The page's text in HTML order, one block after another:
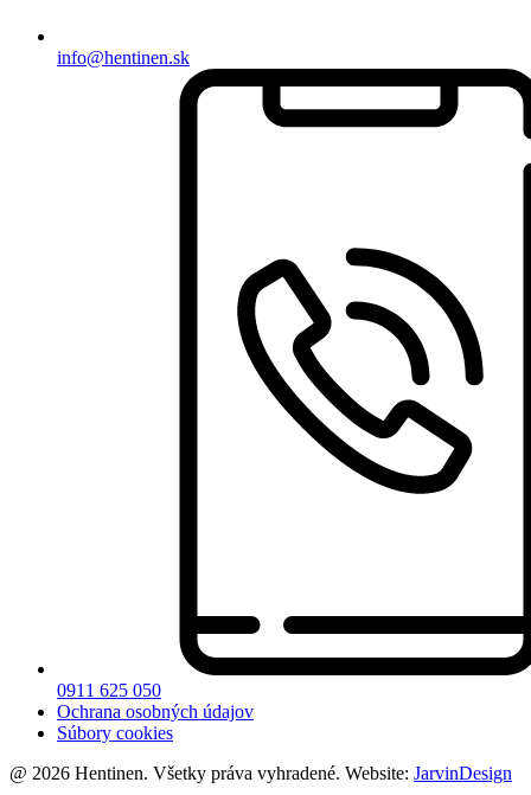
info@hentinen.sk
0911 625 050
Ochrana osobných údajov
Súbory cookies
@ 2026 Hentinen. Všetky práva vyhradené. Website: JarvinDesign